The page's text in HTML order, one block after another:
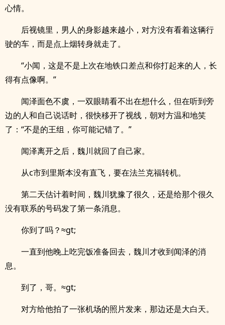
心情。
后视镜里，男人的身影越来越小，对方没有看着这辆行
驶的车，而是点上烟转身就走了。
“小闻，这是不是上次在地铁口差点和你打起来的人，长
得有点像啊。”
闻泽面色不虞，一双眼睛看不出在想什么，但在听到旁
边的人和自己说话时，很快移开了视线，朝对方温和地笑
了：“不是的王组，你可能记错了。”
闻泽离开之后，魏川就回了自己家。
从c市到里斯本没有直飞，要在法兰克福转机。
第二天估计着时间，魏川犹豫了很久，还是给那个很久
没有联系的号码发了第一条消息。
你到了吗？≈gt;
一直到他晚上吃完饭准备回去，魏川才收到闻泽的消
息。
到了，哥。≈gt;
对方给他拍了一张机场的照片发来，那边还是大白天。